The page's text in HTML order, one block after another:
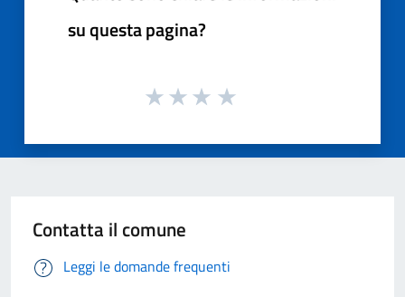
su questa pagina?
Contatta il comune
Leggi le domande frequenti